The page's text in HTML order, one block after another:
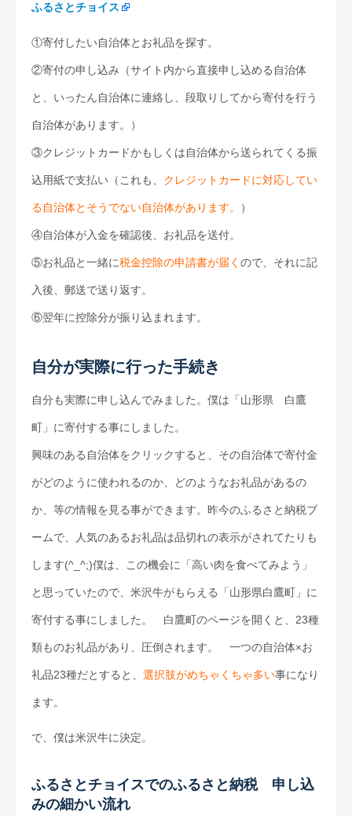
ふるさとチョイス
①寄付したい自治体とお礼品を探す。
②寄付の申し込み（サイト内から直接申し込める自治体
と、いったん自治体に連絡し、段取りしてから寄付を行う
自治体があります。）
③クレジットカードかもしくは自治体から送られてくる振
込用紙で支払い（これも、 クレジットカードに対応してい
る自治体とそうでない自治体があります。 ）
④自治体が入金を確認後、お礼品を送付。
⑤お礼品と一緒に税金控除の申請書が届く ので、それに記
入後、郵送で送り返す。
⑥翌年に控除分が振り込まれます。
自分が実際に行った手続き
自分も実際に申し込んでみました。僕は「山形県 白鷹
町」に寄付する事にしました。
興味のある自治体をクリックすると、その自治体で寄付金
がどのように使われるのか、どのようなお礼品があるの
か、等の情報を見る事ができます。昨今のふるさと納税ブ
ームで、人気のあるお礼品は品切れの表示がされてたりも
します(^_^;)僕は、この機会に「高い肉を食べてみよう」
と思っていたので、米沢牛がもらえる「山形県白鷹町」に
寄付する事にしました。 白鷹町のページを開くと、23種
類ものお礼品があり、圧倒されます。 一つの自治体×お
礼品23種だとすると、 選択肢がめちゃくちゃ多い事になり
ます。
で、僕は米沢牛に決定。
ふるさとチョイスでのふるさと納税 申し込
みの細かい流れ